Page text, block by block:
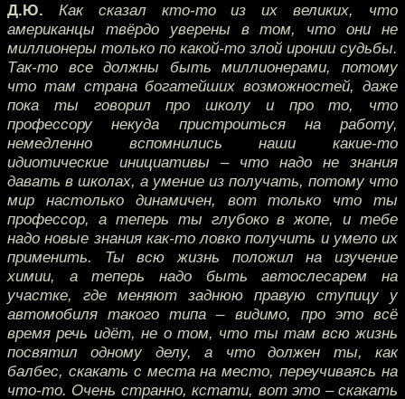
Д.Ю. Как сказал кто-то из их великих, что
американцы твёрдо уверены в том, что они не
миллионеры только по какой-то злой иронии судьбы.
Так-то все должны быть миллионерами, потому
что там страна богатейших возможностей, даже
пока ты говорил про школу и про то, что
профессору некуда пристроиться на работу,
немедленно вспомнились наши какие-то
идиотические инициативы – что надо не знания
давать в школах, а умение из получать, потому что
мир настолько динамичен, вот только что ты
профессор, а теперь ты глубоко в жопе, и тебе
надо новые знания как-то ловко получить и умело их
применить. Ты всю жизнь положил на изучение
химии, а теперь надо быть автослесарем на
участке, где меняют заднюю правую ступицу у
автомобиля такого типа – видимо, про это всё
время речь идёт, не о том, что ты там всю жизнь
посвятил одному делу, а что должен ты, как
балбес, скакать с места на место, переучиваясь на
что-то. Очень странно, кстати, вот это – скакать